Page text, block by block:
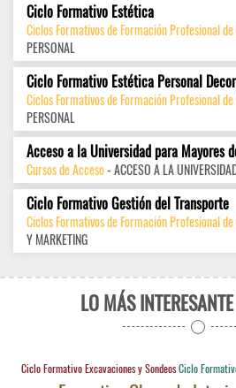
Ciclo Formativo Estética
Ciclos Formativos de Formación Profesional
PERSONAL
Ciclo Formativo Estética Personal
Ciclos Formativos de Formación Profesional
PERSONAL
Acceso a la Universidad para Mayores
Cursos de Acceso- ACCESO A LA
Ciclo Formativo Gestión del Transporte
Ciclos Formativos de Formación Profesional
Y MARKETING
LO MÁS
Ciclo Formativo Excavaciones y Sondeos Ciclo